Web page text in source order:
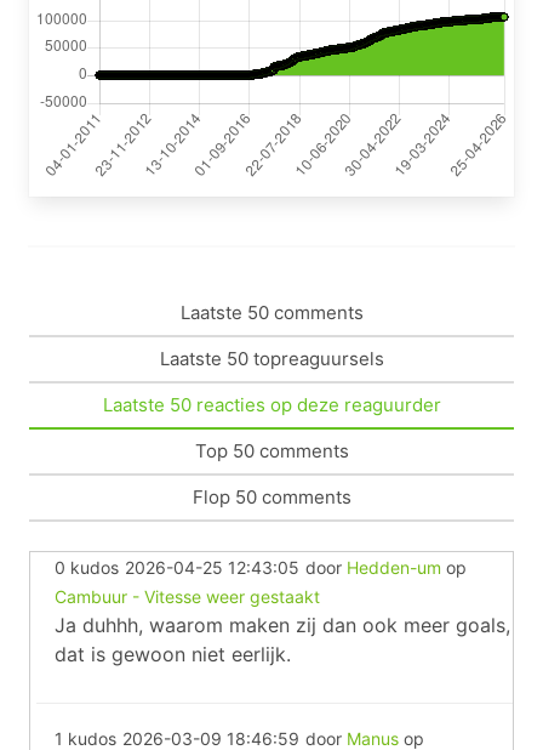
Laatste 50 comments
Laatste 50 topreaguursels
Laatste 50 reacties op deze reaguurder
Top 50 comments
Flop 50 comments
0 kudos 2026-04-25 12:43:05 door Hedden-um op
Cambuur - Vitesse weer gestaakt
Ja duhhh, waarom maken zij dan ook meer goals,
dat is gewoon niet eerlijk.
1 kudos 2026-03-09 18:46:59 door Manus op